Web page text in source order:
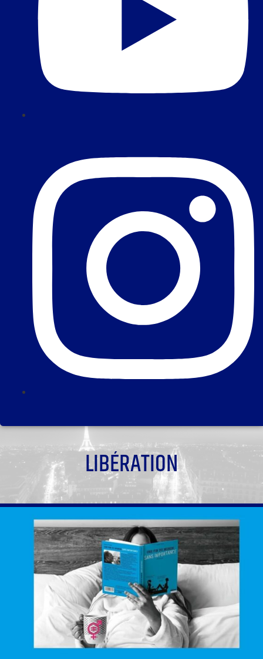
LIBÉRATION